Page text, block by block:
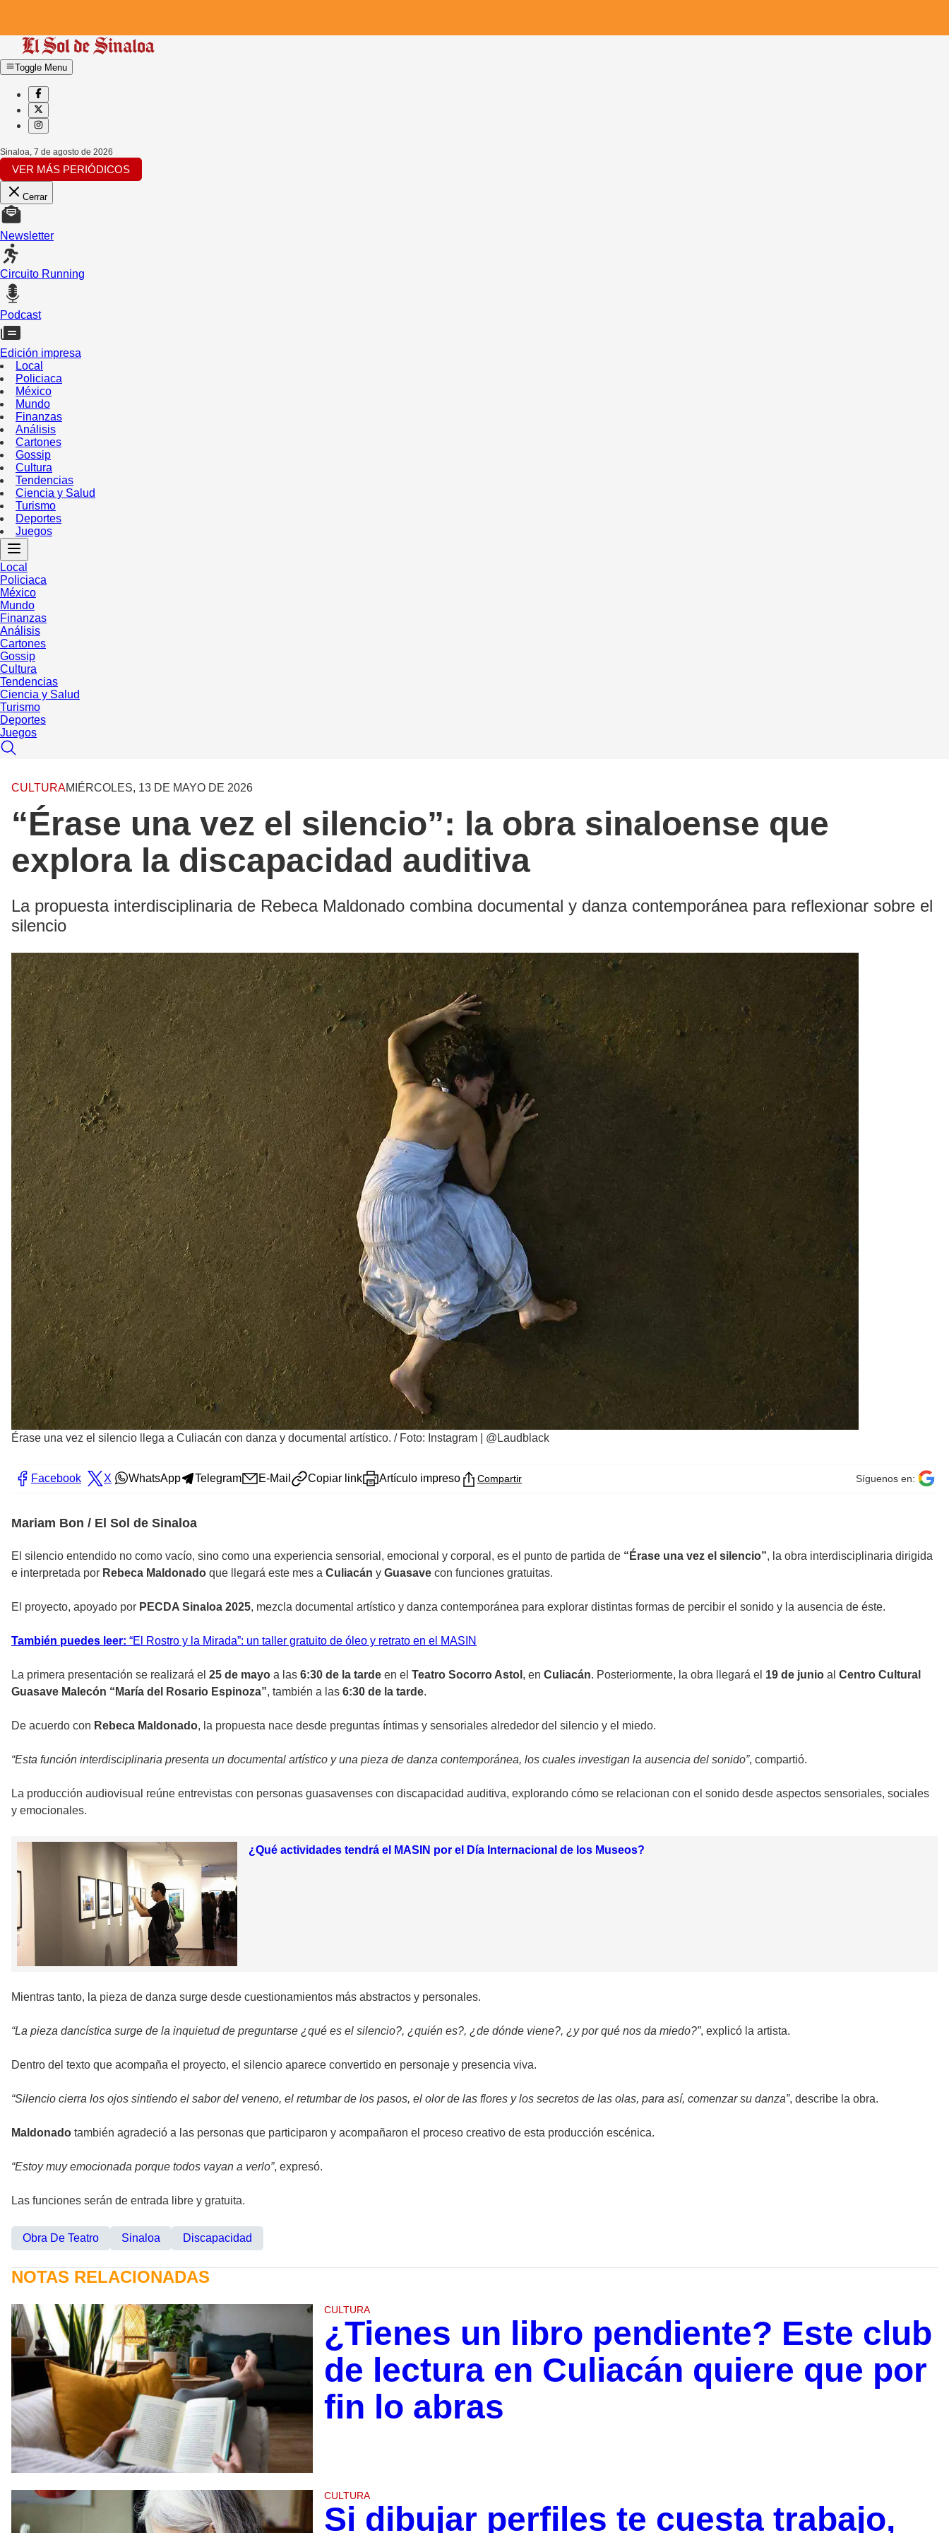
Toggle Menu
Sinaloa, 7 de agosto de 2026
VER MÁS PERIÓDICOS
Cerrar
Newsletter
Circuito Running
Podcast
Edición impresa
Local
Policiaca
México
Mundo
Finanzas
Análisis
Cartones
Gossip
Cultura
Tendencias
Ciencia y Salud
Turismo
Deportes
Juegos
Local
Policiaca
México
Mundo
Finanzas
Análisis
Cartones
Gossip
Cultura
Tendencias
Ciencia y Salud
Turismo
Deportes
Juegos
CULTURAMIÉRCOLES, 13 DE MAYO DE 2026
“Érase una vez el silencio”: la obra sinaloense que
explora la discapacidad auditiva
La propuesta interdisciplinaria de Rebeca Maldonado combina documental y danza contemporánea para reflexionar sobre el
silencio
Érase una vez el silencio llega a Culiacán con danza y documental artístico. / Foto: Instagram | @Laudblack
Facebook X WhatsApp Telegram E-Mail Copiar link Artículo impreso Compartir Síguenos en:
Mariam Bon / El Sol de Sinaloa
El silencio entendido no como vacío, sino como una experiencia sensorial, emocional y corporal, es el punto de partida de “Érase una vez el silencio”, la obra interdisciplinaria dirigida
e interpretada por Rebeca Maldonado que llegará este mes a Culiacán y Guasave con funciones gratuitas.
El proyecto, apoyado por PECDA Sinaloa 2025, mezcla documental artístico y danza contemporánea para explorar distintas formas de percibir el sonido y la ausencia de éste.
También puedes leer: “El Rostro y la Mirada”: un taller gratuito de óleo y retrato en el MASIN
La primera presentación se realizará el 25 de mayo a las 6:30 de la tarde en el Teatro Socorro Astol , en Culiacán. Posteriormente, la obra llegará el 19 de junio al Centro Cultural
Guasave Malecón “María del Rosario Espinoza”, también a las 6:30 de la tarde.
De acuerdo con Rebeca Maldonado, la propuesta nace desde preguntas íntimas y sensoriales alrededor del silencio y el miedo.
“Esta función interdisciplinaria presenta un documental artístico y una pieza de danza contemporánea, los cuales investigan la ausencia del sonido”, compartió.
La producción audiovisual reúne entrevistas con personas guasavenses con discapacidad auditiva, explorando cómo se relacionan con el sonido desde aspectos sensoriales, sociales
y emocionales.
¿Qué actividades tendrá el MASIN por el Día Internacional de los Museos?
Mientras tanto, la pieza de danza surge desde cuestionamientos más abstractos y personales.
“La pieza dancística surge de la inquietud de preguntarse ¿qué es el silencio?, ¿quién es?, ¿de dónde viene?, ¿y por qué nos da miedo?”, explicó la artista.
Dentro del texto que acompaña el proyecto, el silencio aparece convertido en personaje y presencia viva.
“Silencio cierra los ojos sintiendo el sabor del veneno, el retumbar de los pasos, el olor de las flores y los secretos de las olas, para así, comenzar su danza”, describe la obra.
Maldonado también agradeció a las personas que participaron y acompañaron el proceso creativo de esta producción escénica.
“Estoy muy emocionada porque todos vayan a verlo”, expresó.
Las funciones serán de entrada libre y gratuita.
Obra De Teatro Sinaloa Discapacidad
NOTAS RELACIONADAS
CULTURA
¿Tienes un libro pendiente? Este club
de lectura en Culiacán quiere que por
fin lo abras
CULTURA
Si dibujar perfiles te cuesta trabajo,